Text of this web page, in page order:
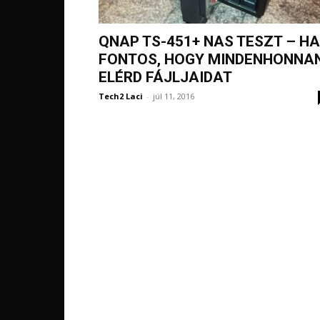
QNAP TS-451+ NAS TESZT – HA
FONTOS, HOGY
ELÉRD FÁJLJAIDAT
Tech2 Laci - júl 11, 2016